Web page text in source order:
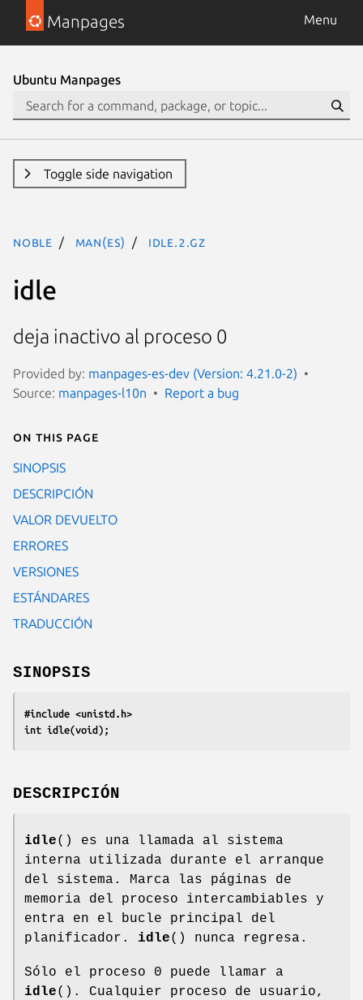
Manpages Menu
Ubuntu Manpages
Toggle side navigation
noble man(es) idle.2.gz
idle
deja inactivo al proceso 0
Provided by: manpages-es-dev (Version: 4.21.0-2)
Source: manpages-l10n Report a bug
On this page
SINOPSIS
DESCRIPCIÓN
VALOR DEVUELTO
ERRORES
VERSIONES
ESTÁNDARES
TRADUCCIÓN
SINOPSIS
#include <unistd.h>
int idle(void);
DESCRIPCIÓN
idle() es una llamada al sistema
interna utilizada durante el arranque
del sistema. Marca las páginas de
memoria del proceso intercambiables y
entra en el bucle principal del
planificador. idle() nunca regresa.
Sólo el proceso 0 puede llamar a
idle(). Cualquier proceso de usuario,